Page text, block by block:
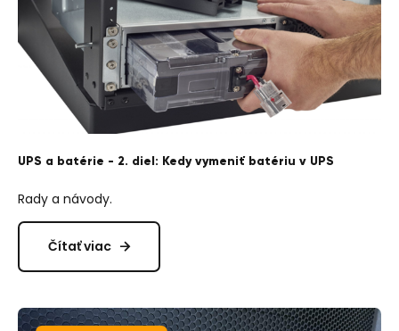
UPS a batérie - 2. diel: Kedy vymeniť batériu v UPS
Rady a návody.
Čítať viac